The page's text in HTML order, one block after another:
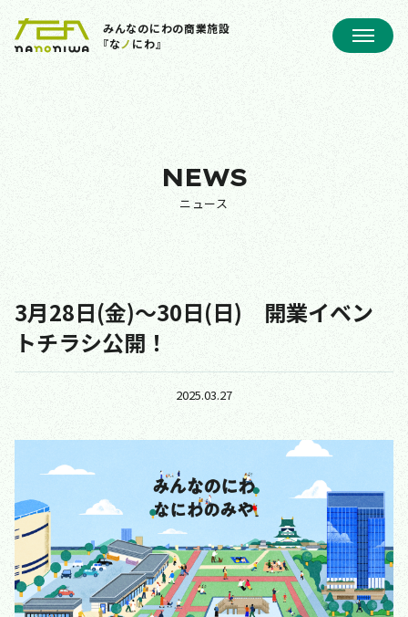
みんなのにわの商業施設
『なノ にわ』
NEWS
ニュース
3月28日(金)～30日(日) 開業イベン
トチラシ公開！
2025.03.27